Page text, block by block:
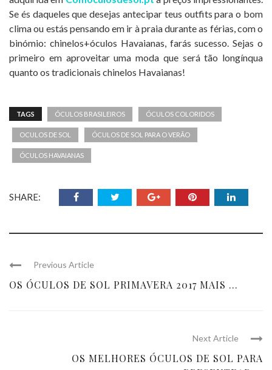
Se és daqueles que desejas antecipar teus outfits para o bom
clima ou estás pensando em ir à praia durante as férias, com o
binómio: chinelos+óculos Havaianas, farás sucesso. Sejas o
primeiro em aproveitar uma moda que será tão longínqua
quanto os tradicionais chinelos Havaianas!
TAGS ÓCULOS BRASILEIROS ÓCULOS COLORIDOS
OCULOS DE SOL ÓCULOS DE SOL PARA O VERÃO
ÓCULOS HAVAIANAS
SHARE:
Previous Article
OS ÓCULOS DE SOL PRIMAVERA 2017 MAIS ...
Next Article
OS MELHORES ÓCULOS DE SOL PARA